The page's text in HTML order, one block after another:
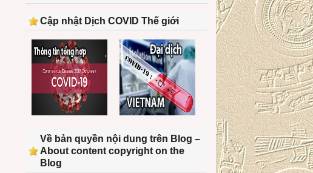
Cập nhật Dịch COVID Thế giới
Về bản quyền nội dung trên Blog –
About content copyright on the
Blog